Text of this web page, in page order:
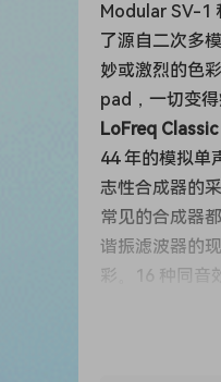
Modular SV-1
了源自二次多
妙或激烈的色
pad，一切变得
LoFreq Classic
44 年的模拟单
志性合成器的
常见的合成器
谐振滤波器的
彩。16 种同音
44 年的模拟